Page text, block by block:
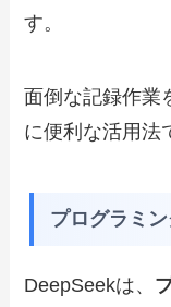
す。
面倒な記録作業
に便利な活用法
プログラミ
DeepSeekは、